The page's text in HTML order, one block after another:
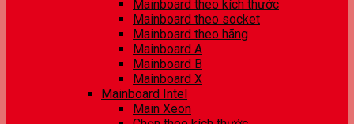
Mainboard theo kích thước
Mainboard theo socket
Mainboard theo hãng
Mainboard A
Mainboard B
Mainboard X
Mainboard Intel
Main Xeon